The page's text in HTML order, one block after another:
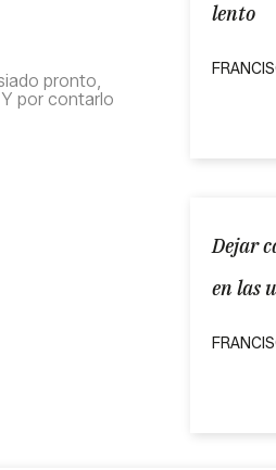
pronto,
por contarlo
lento
Dejar
en las